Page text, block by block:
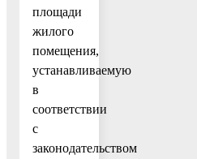
площади
жилого
помещения,
устанавливаемую
в
соответствии
с
законодательством